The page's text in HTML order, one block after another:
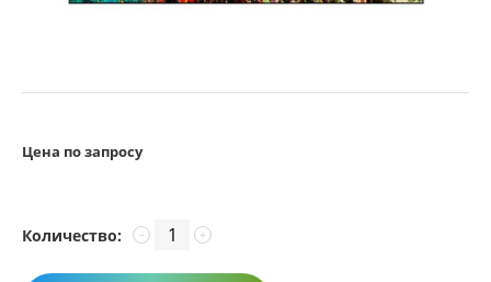
Цена по запросу
Количество: +
−